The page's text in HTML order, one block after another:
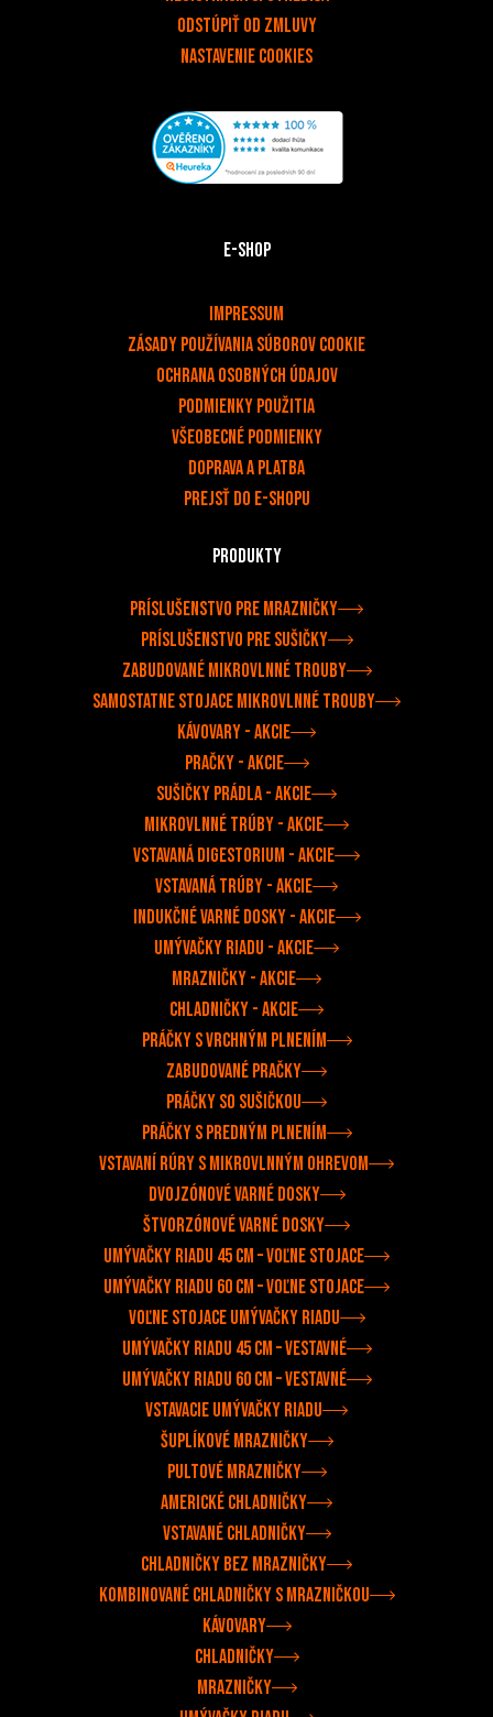
Odstúpiť od zmluvy
Nastavenie cookies
E-shop
Impressum
Zásady používania súborov cookie
Ochrana osobných údajov
PODMIENKY POUŽITIA
Všeobecné podmienky
Doprava a platba
Prejsť do e-shopu
Produkty
Príslušenstvo pre mrazničky
Príslušenstvo pre sušičky
Zabudované mikrovlnné trouby
Samostatne stojace mikrovlnné trouby
Kávovary - akcie
Pračky - akcie
Sušičky prádla - akcie
Mikrovlnné trúby - akcie
Vstavaná digestorium - akcie
Vstavaná trúby - akcie
Indukčné varné dosky - akcie
Umývačky riadu - akcie
Mrazničky - akcie
Chladničky - akcie
Práčky s vrchným plnením
Zabudované pračky
Práčky so sušičkou
Práčky s predným plnením
Vstavaní rúry s mikrovlnným ohrevom
Dvojzónové varné dosky
Štvorzónové varné dosky
Umývačky riadu 45 cm – voľne stojace
Umývačky riadu 60 cm – voľne stojace
Voľne stojace umývačky riadu
Umývačky riadu 45 cm – vestavné
Umývačky riadu 60 cm – vestavné
Vstavacie umývačky riadu
Šuplíkové mrazničky
Pultové mrazničky
Americké chladničky
Vstavané chladničky
Chladničky bez mrazničky
Kombinované chladničky s mrazničkou
Kávovary
Chladničky
Mrazničky